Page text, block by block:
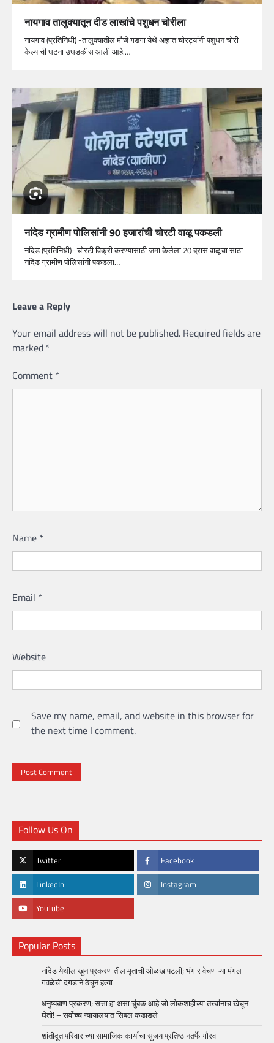
नायगाव तालुक्यातून दीड लाखांचे पशुधन चोरीला
नायगाव (प्रतिनिधी) -तालुक्यातील मौजे गडगा येथे अज्ञात चोरट्यांनी पशुधन चोरी
केल्याची घटना उघडकीस आली आहे.…
नांदेड ग्रामीण पोलिसांनी 90 हजारांची चोरटी वाळू पकडली
नांदेड (प्रतिनिधी)- चोरटी विक्री करण्यासाठी जमा केलेला 20 ब्रास वाळूचा साठा
नांदेड ग्रामीण पोलिसांनी पकडला…
Leave a Reply
Your email address will not be published. Required fields are
marked *
Comment *
Name *
Email *
Website
Save my name, email, and website in this browser for
the next time I comment.
Follow Us On
Twitter Facebook
LinkedIn Instagram
YouTube
Popular Posts
नांदेड येथील खुन प्रकरणातील मृताची ओळख पटली; भंगार वेचणाऱ्या मंगल
गवळेची दगडाने ठेचून हत्या
धनुष्यबाण प्रकरण; सत्ता हा असा चुंबक आहे जो लोकशाहीच्या तत्त्वांनाच खेचून
घेतो! – सर्वोच्च न्यायालयात सिबल कडाडले
शांतीदूत परिवाराच्या सामाजिक कार्याचा सुजय प्रतिष्ठानतर्फे गौरव